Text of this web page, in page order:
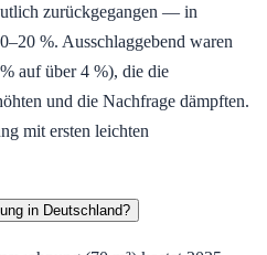
zurückgegangen — in
%. Ausschlaggebend waren
auf über 4 %), die die
und die Nachfrage dämpften.
mit ersten leichten
in Deutschland?